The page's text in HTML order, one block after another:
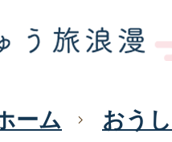
ーム おう